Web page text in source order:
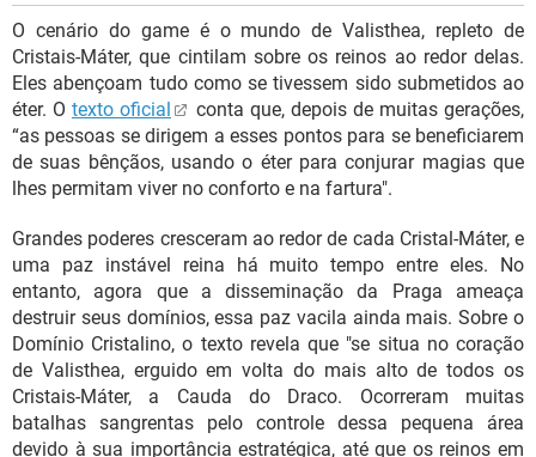
O cenário do game é o mundo de Valisthea, repleto de
Cristais-Máter, que cintilam sobre os reinos ao redor delas.
Eles abençoam tudo como se tivessem sido submetidos ao
éter. O texto oficial
conta que, depois de muitas gerações,
“as pessoas se dirigem a esses pontos para se beneficiarem
de suas bênçãos, usando o éter para conjurar magias que
lhes permitam viver no conforto e na fartura".
Grandes poderes cresceram ao redor de cada Cristal-Máter, e
uma paz instável reina há muito tempo entre eles. No
entanto, agora que a disseminação da Praga ameaça
destruir seus domínios, essa paz vacila ainda mais. Sobre o
Domínio Cristalino, o texto revela que "se situa no coração
de Valisthea, erguido em volta do mais alto de todos os
Cristais-Máter, a Cauda do Draco. Ocorreram muitas
batalhas sangrentas pelo controle dessa pequena área
devido à sua importância estratégica, até que os reinos em